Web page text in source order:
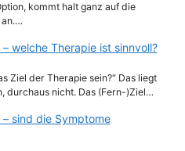
kommt halt ganz auf die
an.…
– welche Therapie ist sinnvoll?
Ziel der Therapie sein?“ Das liegt
durchaus nicht. Das (Fern-)Ziel…
– sind die Symptome